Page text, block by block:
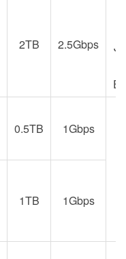
2TB 2.5Gbps
0.5TB 1Gbps
1TB 1Gbps